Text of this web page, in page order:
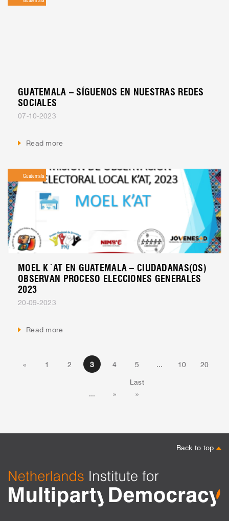
GUATEMALA – SÍGUENOS EN NUESTRAS REDES
SOCIALES
07-10-2023
Read more
MOEL K´AT EN GUATEMALA – CIUDADANAS(OS)
OBSERVAN PROCESO ELECCIONES GENERALES
2023
20-09-2023
Read more
Guatemala
« 1 2 3 4 5 10 20
»
Last
»
Back to top